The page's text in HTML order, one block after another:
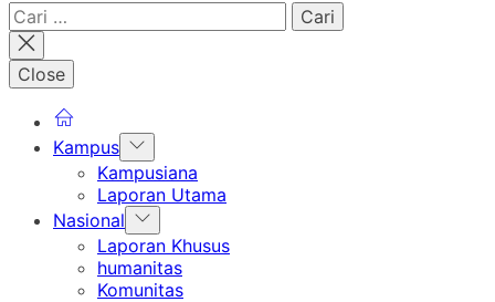
Cari
untuk:
Close
Kampus Show
sub
menu
Kampusiana
Laporan Utama
Nasional Show
sub
menu
Laporan Khusus
humanitas
Komunitas